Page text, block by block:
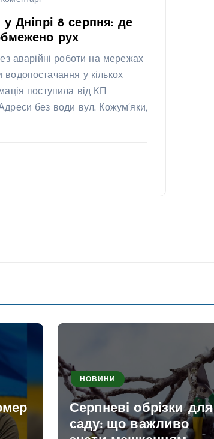
у Дніпрі 8 серпня: де
рух
аварійні роботи на мережах
у кількох
поступила від КП
без води вул. Кожум’яки,
НОВИНИ
Серпневі обрізки для
саду: що важливо